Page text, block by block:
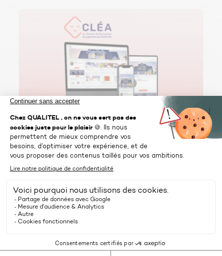
Qualitel Solutions
Développement Retour sur
outil adopté dans le neuf, encore timide
en rénovation